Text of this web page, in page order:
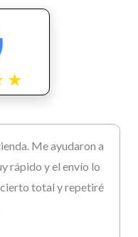
Me ayudaron a
rápido y el envío lo
total y repetiré